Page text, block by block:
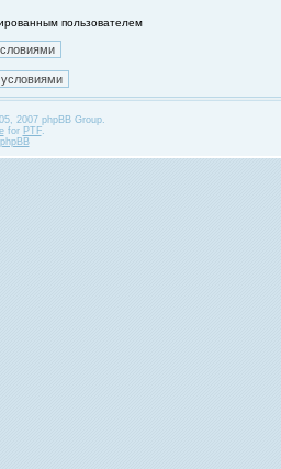
пользователем
2007 phpBB Group.
for PTF.